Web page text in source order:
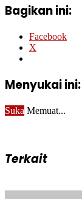
Bagikan ini:
Facebook
X
Menyukai ini:
Suka Memuat...
Terkait